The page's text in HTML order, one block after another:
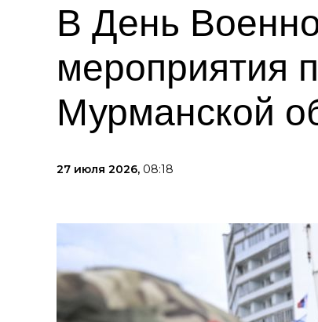
В День
мероприятия
Мурманской
27 июля 2026, 08:18